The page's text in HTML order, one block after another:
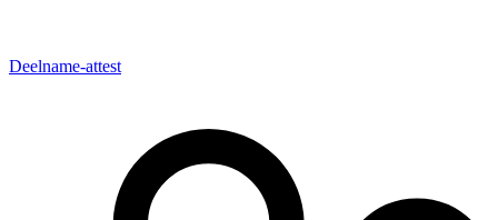
Deelname-attest